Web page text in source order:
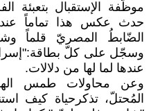
حدث عكس هذا تماماً
وسجّل على كلّ
عندها لما لها من دلالات.
وعن محاولات طمس
المُحتلّ، تذكرحياة كيف